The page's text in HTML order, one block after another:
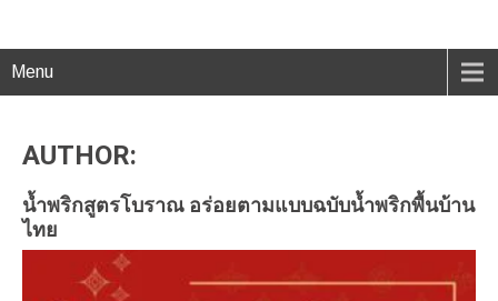
Menu
AUTHOR:
น้ำพริกสูตรโบราณ อร่อยตามแบบฉบับน้ำพริกพื้นบ้าน
ไทย